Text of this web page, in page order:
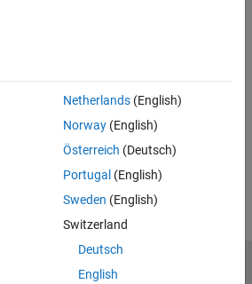
Netherlands(English)
Norway(English)
Österreich (Deutsch)
Portugal (English)
Sweden (English)
Switzerland
Deutsch
English